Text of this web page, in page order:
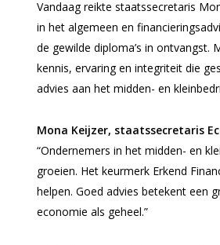
Vandaag reikte staatssecretaris
in het algemeen en
de gewilde diploma’s in
kennis, ervaring en integriteit die
advies aan het midden- en
Mona Keijzer, staatssecretaris
“Ondernemers in het midden- en
groeien. Het keurmerk Erkend
helpen. Goed advies betekent een
economie als geheel.”